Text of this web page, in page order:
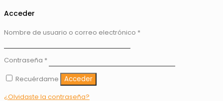
Acceder
Nombre de usuario o correo electrónico *
Contraseña *
Recuérdame
Acceder
¿Olvidaste la contraseña?